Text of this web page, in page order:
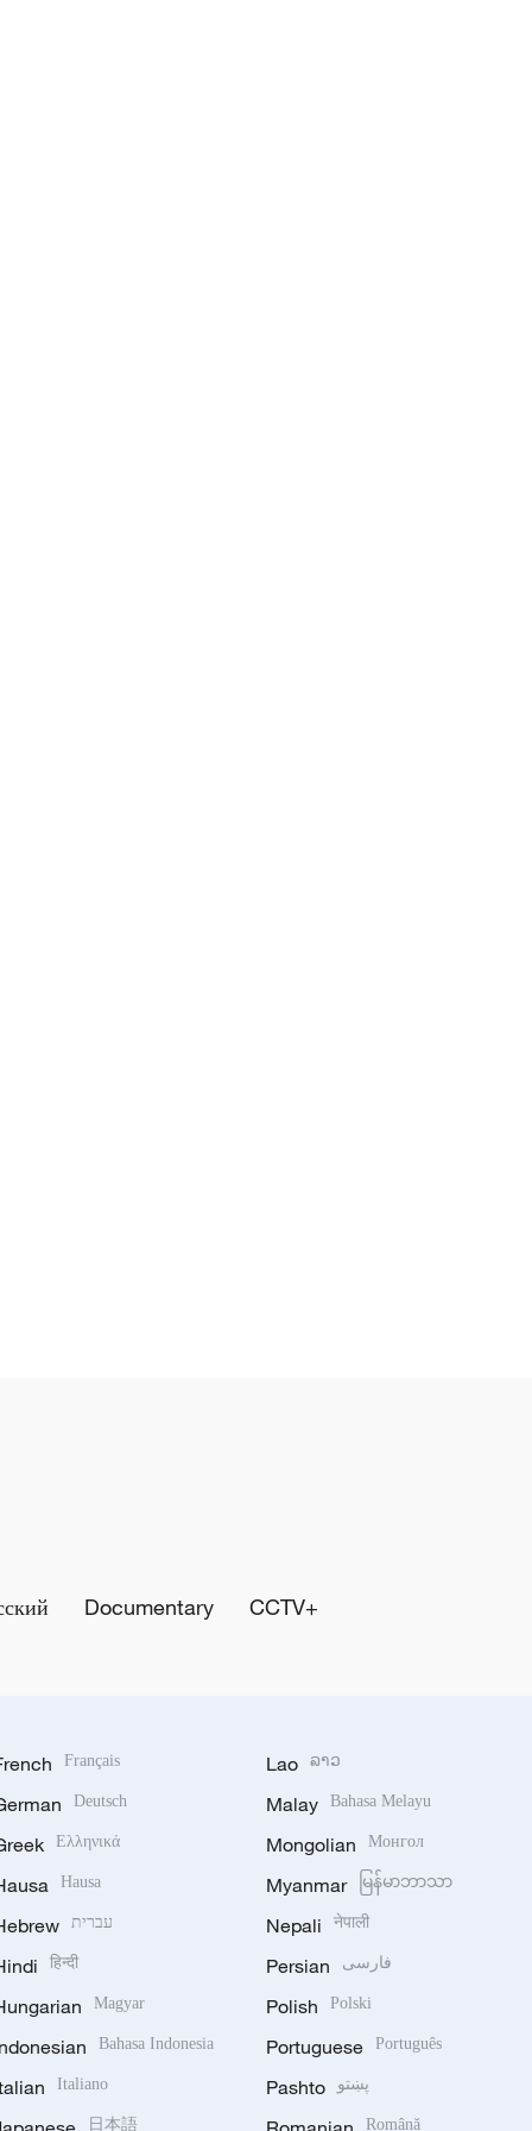
Documentary CCTV+
Français
Deutsch
Ελληνικά
Hausa
עברית
हिन्दी
Magyar
Bahasa Indonesia
Italiano
日本語
Lao ລາວ
Malay Bahasa Melayu
Mongolian Монгол
Myanmar မြန်မာဘာသာ
Nepali नेपाली
Persian فارسی
Polish Polski
Portuguese Português
Pashto پښتو
Română